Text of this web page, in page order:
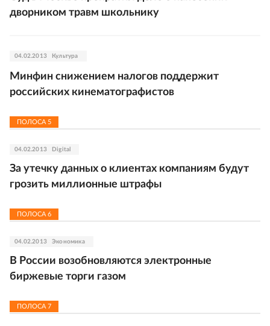
дворником травм школьнику
04.02.2013 Культура
Минфин снижением налогов поддержит
российских кинематографистов
ПОЛОСА 5
04.02.2013 Digital
За утечку данных о клиентах компаниям будут
грозить миллионные штрафы
ПОЛОСА 6
04.02.2013 Экономика
В России возобновляются электронные
биржевые торги газом
ПОЛОСА 7